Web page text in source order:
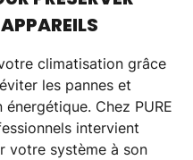
climatisation grâce
éviter les pannes et
énergétique. Chez PURE
intervient
votre système à son